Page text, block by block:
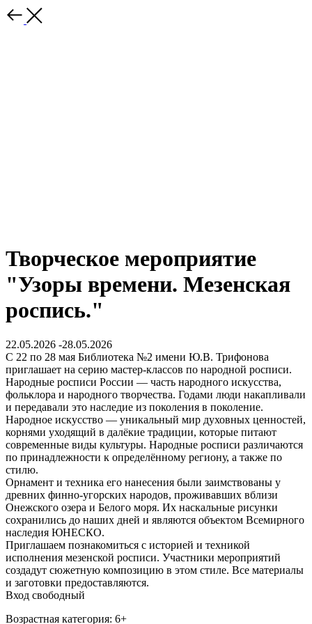
Творческое мероприятие
"Узоры времени. Мезенская
роспись."
22.05.2026 -28.05.2026
С 22 по 28 мая Библиотека №2 имени Ю.В. Трифонова
приглашает на серию мастер-классов по народной росписи.
Народные росписи России — часть народного искусства,
фольклора и народного творчества. Годами люди накапливали
и передавали это наследие из поколения в поколение.
Народное искусство — уникальный мир духовных ценностей,
корнями уходящий в далёкие традиции, которые питают
современные виды культуры. Народные росписи различаются
по принадлежности к определённому региону, а также по
стилю.
Орнамент и техника его нанесения были заимствованы у
древних финно-угорских народов, проживавших вблизи
Онежского озера и Белого моря. Их наскальные рисунки
сохранились до наших дней и являются объектом Всемирного
наследия ЮНЕСКО.
Приглашаем познакомиться с историей и техникой
исполнения мезенской росписи. Участники мероприятий
создадут сюжетную композицию в этом стиле. Все материалы
и заготовки предоставляются.
Вход свободный
Возрастная категория: 6+